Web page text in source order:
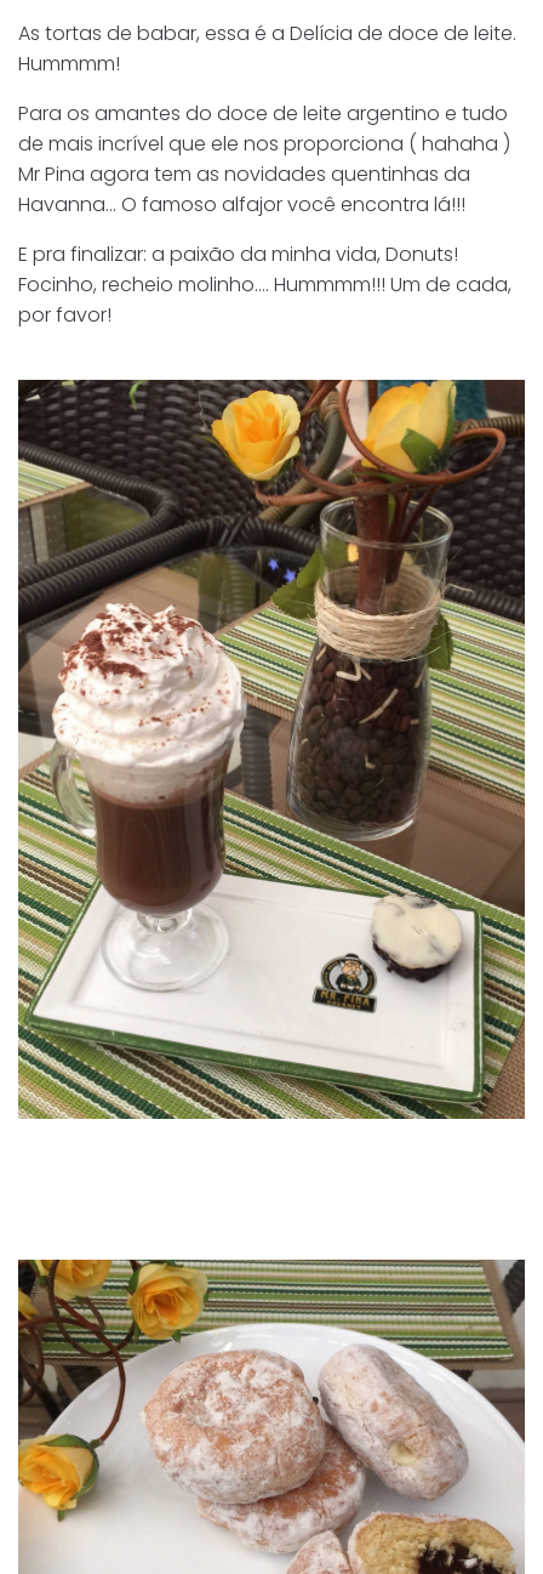
As tortas de babar, essa é a Delícia de doce de leite.
Hummmm!
Para os amantes do doce de leite argentino e tudo
de mais incrível que ele nos proporciona ( hahaha )
Mr Pina agora tem as novidades quentinhas da
Havanna… O famoso alfajor você encontra lá!!!
E pra finalizar: a paixão da minha vida, Donuts!
Focinho, recheio molinho…. Hummmm!!! Um de cada,
por favor!